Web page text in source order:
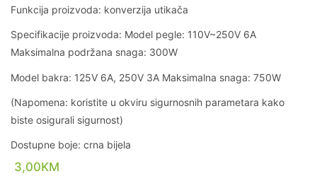
Funkcija proizvoda: konverzija utikača
Specifikacije proizvoda: Model pegle: 110V~250V 6A
Maksimalna podržana snaga: 300W
Model bakra: 125V 6A, 250V 3A Maksimalna snaga: 750W
(Napomena: koristite u okviru sigurnosnih parametara kako
biste osigurali sigurnost)
Dostupne boje: crna bijela
3,00KM